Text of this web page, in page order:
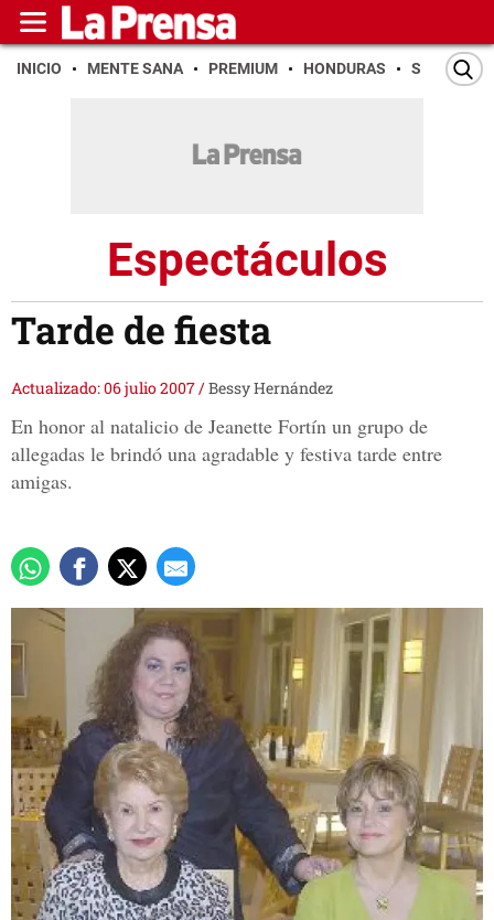
INICIO MENTE SANA PREMIUM HONDURAS SAN PEDRO
Espectáculos
Tarde de fiesta
Actualizado: 06 julio 2007/Bessy Hernández
En honor al natalicio de Jeanette Fortín un grupo de
allegadas le brindó una agradable y festiva tarde entre
amigas.